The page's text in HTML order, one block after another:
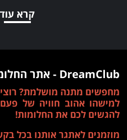
קרא עוד
DreamClub - אתר החלומות הישראלי
מחפשים מתנה מושלמת?
למישהו אהוב חוויה של פעם
להגשים לכם את החלומות!
מוזמנים לאתגר אותנו בכל